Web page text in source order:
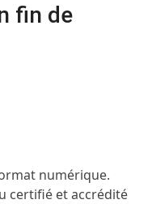
fin de
numérique.
certifié et accrédité